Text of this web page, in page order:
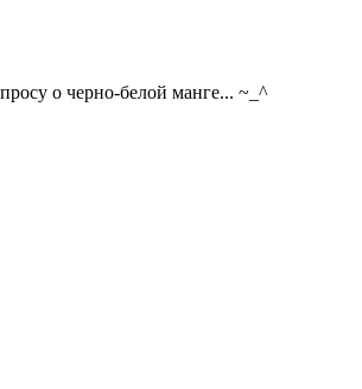
о черно-белой манге... ~_^